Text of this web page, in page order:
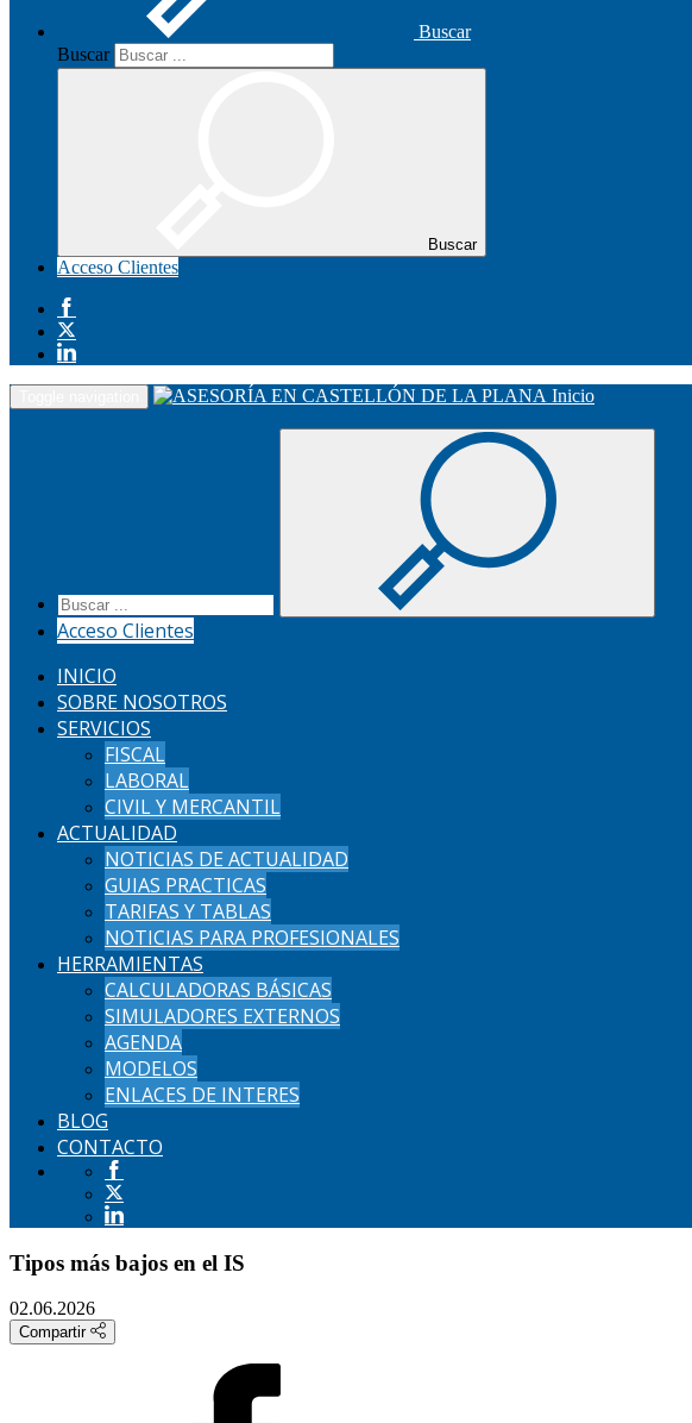
Buscar
Buscar
Buscar
Acceso Clientes
Inicio
Acceso Clientes
INICIO
SOBRE NOSOTROS
SERVICIOS
FISCAL
LABORAL
CIVIL Y MERCANTIL
ACTUALIDAD
NOTICIAS DE ACTUALIDAD
GUIAS PRACTICAS
TARIFAS Y TABLAS
NOTICIAS PARA PROFESIONALES
HERRAMIENTAS
CALCULADORAS BÁSICAS
SIMULADORES EXTERNOS
AGENDA
MODELOS
ENLACES DE INTERES
BLOG
CONTACTO
Tipos más bajos en el IS
02.06.2026
Compartir